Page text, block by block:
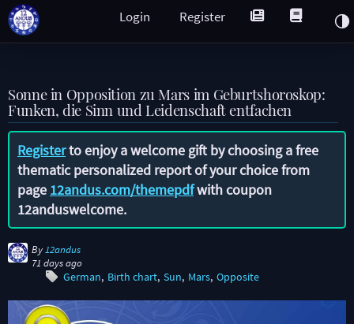
Register
Login
Sonne in Opposition zu Mars im Geburtshoroskop:
Funken, die Sinn und Leidenschaft entfachen
Registerto enjoy a welcome gift by choosing a free
thematic personalized report of your choice from
page 12andus.com/themepdfwith coupon
12anduswelcome.
By 12andus
71 days ago
German Birth chart Sun Mars Opposite